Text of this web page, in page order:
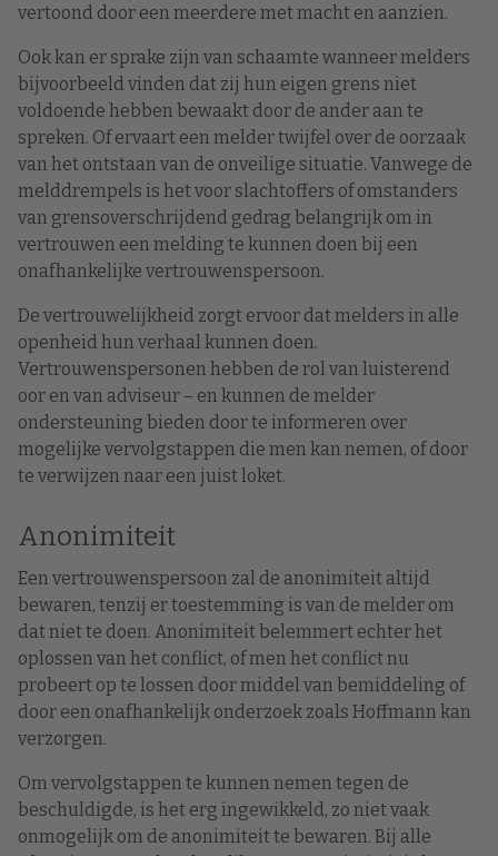
vertoond door een meerdere met macht en aanzien.
Ook kan er sprake zijn van schaamte wanneer melders
bijvoorbeeld vinden dat zij hun eigen grens niet
voldoende hebben bewaakt door de ander aan te
spreken. Of ervaart een melder twijfel over de oorzaak
van het ontstaan van de onveilige situatie. Vanwege de
melddrempels is het voor slachtoffers of omstanders
van grensoverschrijdend gedrag belangrijk om in
vertrouwen een melding te kunnen doen bij een
onafhankelijke vertrouwenspersoon.
De vertrouwelijkheid zorgt ervoor dat melders in alle
openheid hun verhaal kunnen doen.
Vertrouwenspersonen hebben de rol van luisterend
oor en van adviseur – en kunnen de melder
ondersteuning bieden door te informeren over
mogelijke vervolgstappen die men kan nemen, of door
te verwijzen naar een juist loket.
Anonimiteit
Een vertrouwenspersoon zal de anonimiteit altijd
bewaren, tenzij er toestemming is van de melder om
dat niet te doen. Anonimiteit belemmert echter het
oplossen van het conflict, of men het conflict nu
probeert op te lossen door middel van bemiddeling of
door een onafhankelijk onderzoek zoals Hoffmann kan
verzorgen.
Om vervolgstappen te kunnen nemen tegen de
beschuldigde, is het erg ingewikkeld, zo niet vaak
onmogelijk om de anonimiteit te bewaren. Bij alle